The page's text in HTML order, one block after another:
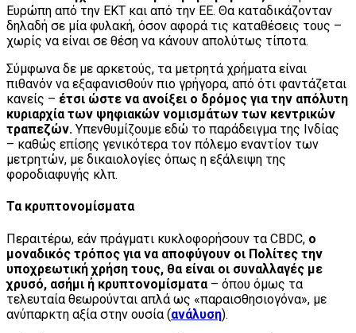
Ευρώπη από την ΕΚΤ και από την ΕΕ. Θα καταδικάζονταν
δηλαδή σε μία φυλακή, όσον αφορά τις καταθέσεις τους –
χωρίς να είναι σε θέση να κάνουν απολύτως τίποτα.
Σύμφωνα δε με αρκετούς, τα μετρητά χρήματα είναι
πιθανόν να εξαφανισθούν πιο γρήγορα, από ότι φαντάζεται
κανείς – έτσι ώστε να ανοίξει ο δρόμος για την απόλυτη
κυριαρχία των ψηφιακών νομισμάτων των κεντρικών
τραπεζών. Υπενθυμίζουμε εδώ το παράδειγμα της Ινδίας
– καθώς επίσης γενικότερα τον πόλεμο εναντίον των
μετρητών, με δικαιολογίες όπως η εξάλειψη της
φοροδιαφυγής κλπ.
Τα κρυπτονομίσματα
Περαιτέρω, εάν πράγματι κυκλοφορήσουν τα CBDC, ο
μοναδικός τρόπος για να αποφύγουν οι Πολίτες την
υποχρεωτική χρήση τους, θα είναι οι συναλλαγές με
χρυσό, ασήμι ή κρυπτονομίσματα – όπου όμως τα
τελευταία θεωρούνται απλά ως «παραισθησιογόνα», με
ανύπαρκτη αξία στην ουσία (ανάλυση).